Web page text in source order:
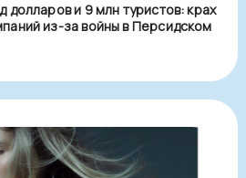
долларов и 9 млн туристов: крах
из-за войны в Персидском